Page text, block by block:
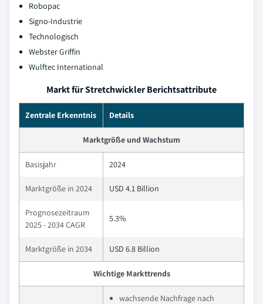
Robopac
Signo-Industrie
Technologisch
Webster Griffin
Wulftec International
Markt für Stretchwickler Berichtsattribute
Zentrale Erkenntnis Details
Marktgröße und Wachstum
Basisjahr 2024
Marktgröße in 2024 USD 4.1 Billion
Prognosezeitraum
2025 - 2034 CAGR
5.3%
Marktgröße in 2034 USD 6.8 Billion
Wichtige Markttrends
wachsende Nachfrage nach